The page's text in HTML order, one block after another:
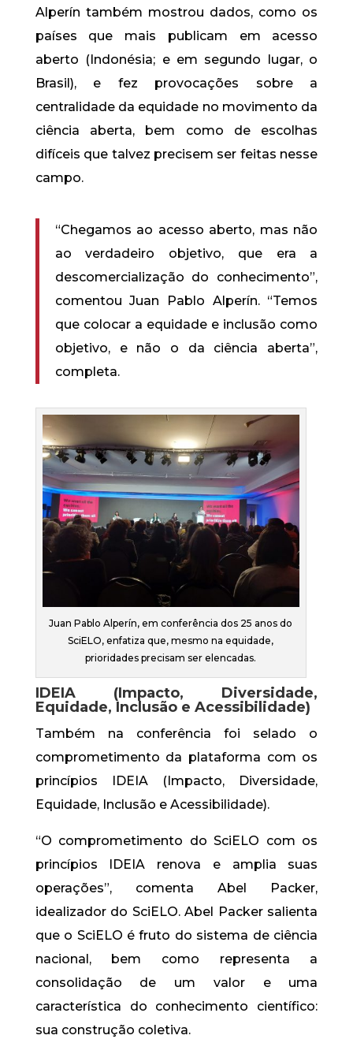
Alperín também mostrou dados, como os
países que mais publicam em acesso
aberto (Indonésia; e em segundo lugar, o
Brasil), e fez provocações sobre a
centralidade da equidade no movimento da
ciência aberta, bem como de escolhas
difíceis que talvez precisem ser feitas nesse
campo.
“Chegamos ao acesso aberto, mas não
ao verdadeiro objetivo, que era a
descomercialização do conhecimento”,
comentou Juan Pablo Alperín. “Temos
que colocar a equidade e inclusão como
objetivo, e não o da ciência aberta”,
completa.
Juan Pablo Alperín, em conferência dos 25 anos do
SciELO, enfatiza que, mesmo na equidade,
prioridades precisam ser elencadas.
IDEIA (Impacto, Diversidade,
Equidade, Inclusão e Acessibilidade)
Também na conferência foi selado o
comprometimento da plataforma com os
princípios IDEIA (Impacto, Diversidade,
Equidade, Inclusão e Acessibilidade).
“O comprometimento do SciELO com os
princípios IDEIA renova e amplia suas
operações”, comenta Abel Packer,
idealizador do SciELO. Abel Packer salienta
que o SciELO é fruto do sistema de ciência
nacional, bem como representa a
consolidação de um valor e uma
característica do conhecimento científico:
sua construção coletiva.